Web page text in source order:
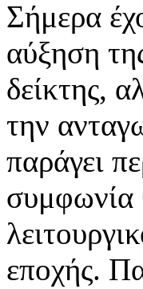
Σήμερα
αύξηση
δείκτης,
την
παράγει
συμφωνία
εποχής.